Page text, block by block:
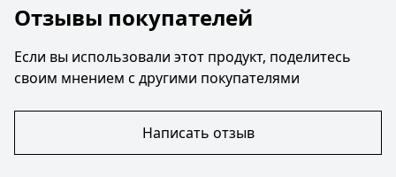
Отзывы покупателей
Если вы использовали этот продукт, поделитесь
своим мнением с другими покупателями
Написать отзыв